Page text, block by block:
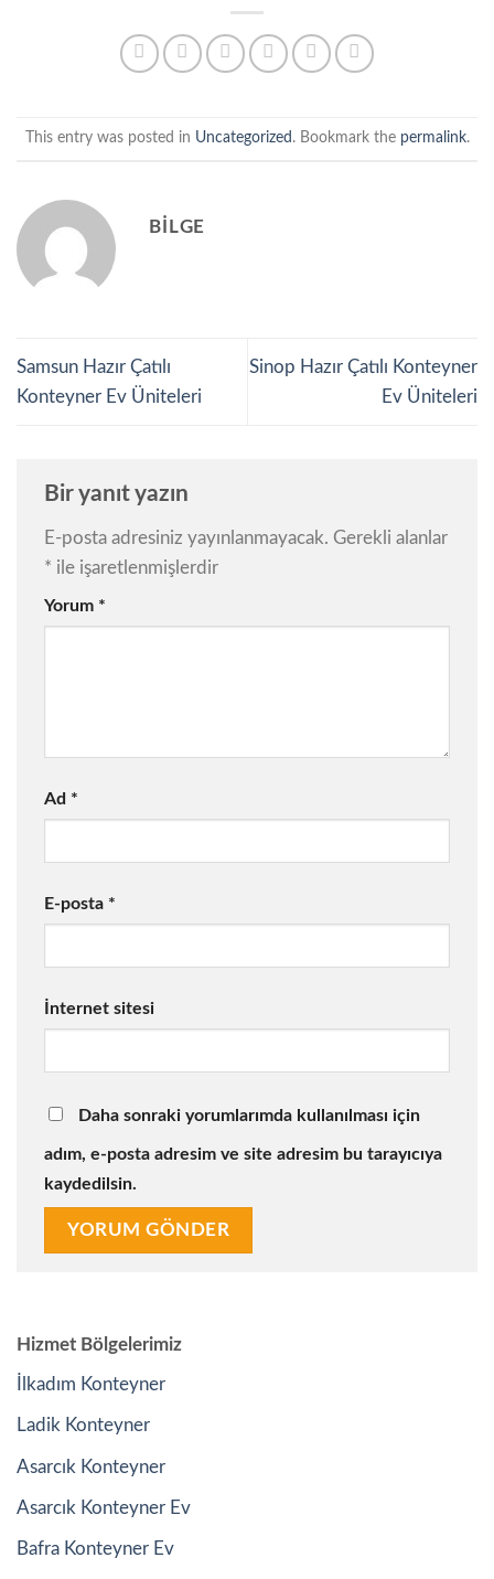
This entry was posted in Uncategorized . Bookmark the permalink.
BILGE
Samsun Hazır Çatılı
Konteyner Ev Üniteleri
Sinop Hazır Çatılı Konteyner
Ev Üniteleri
Bir yanıt yazın
E-posta adresiniz yayınlanmayacak. Gerekli alanlar
* ile işaretlenmişlerdir
Yorum *
Ad *
E-posta *
İnternet sitesi
Daha sonraki yorumlarımda kullanılması için
adım, e-posta adresim ve site adresim bu tarayıcıya
kaydedilsin.
Hizmet Bölgelerimiz
İlkadım Konteyner
Ladik Konteyner
Asarcık Konteyner
Asarcık Konteyner Ev
Bafra Konteyner Ev